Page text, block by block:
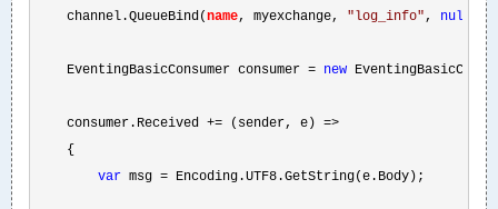
    channel.QueueBind(
name, myexchange, " log_info", null );
    EventingBasicConsumer consumer
= new
    consumer.Received
+= (sender, e) =>
    {
var msg = Encoding.UTF8.GetString(e.Body);